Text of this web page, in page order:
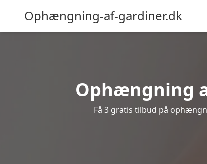
Ophængning-af-gardiner.dk
Ophængning
Få 3 gratis tilbud på